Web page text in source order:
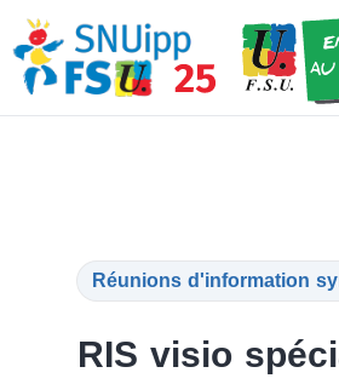
Réunions d'information
RIS visio